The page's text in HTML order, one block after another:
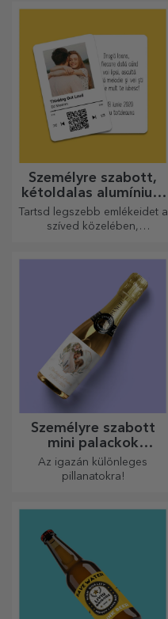
Személyre szabott,
kétoldalas alumínium
kártyák
Tartsd legszebb emlékeidet a
szíved közelében,
Személyre szabott
mini palackok
pezsgővel
Az igazán különleges
pillanatokra!